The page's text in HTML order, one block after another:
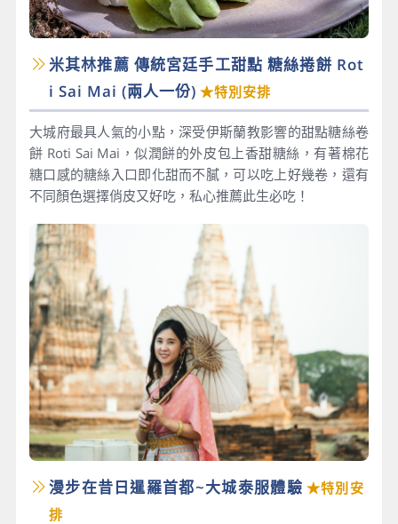
米其林推薦 傳統宮廷手工甜點 糖絲捲餅 Rot
i Sai Mai​ (兩人一份) ★特別安排
大城府最具人氣的小點，深受伊斯蘭教影響的甜點糖絲卷
餅 Roti Sai Mai，似潤餅的外皮包上香甜糖絲，有著棉花
糖口感的糖絲入口即化甜而不膩，可以吃上好幾卷，還有
不同顏色選擇俏皮又好吃，私心推薦此生必吃！
漫步在昔日暹羅首都~大城泰服體驗 ★特別安
排